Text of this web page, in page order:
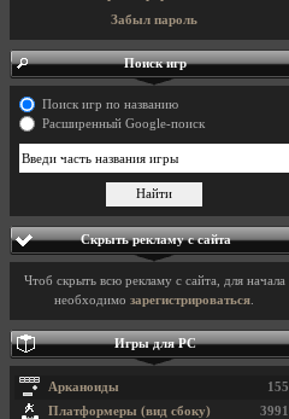
Забыл пароль
Поиск игр
Поиск игр по названию
Расширенный Google-поиск
Скрыть рекламу с сайта
Чтоб скрыть всю рекламу с сайта, для начала
необходимо зарегистрироваться
Игры для PC
155
Арканоиды
3991
Платформеры (вид сбоку)